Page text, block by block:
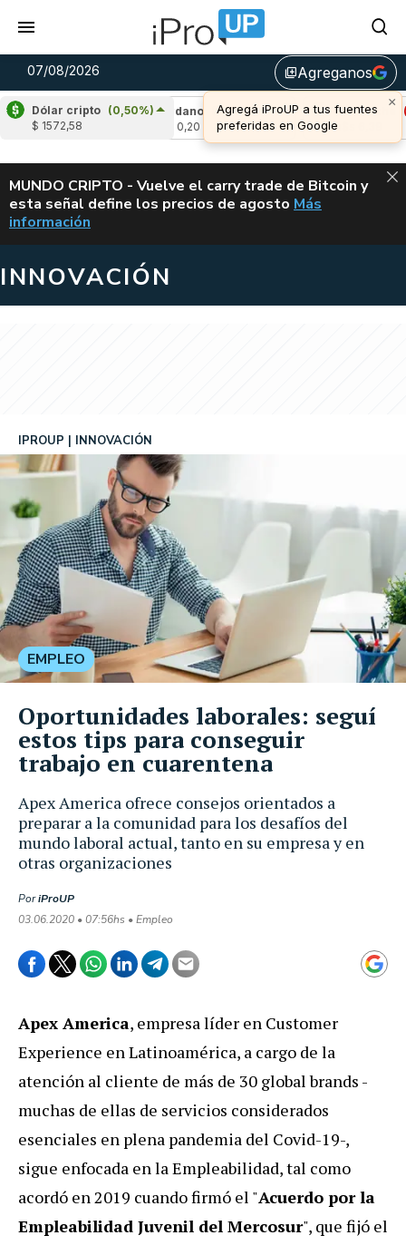
07/08/2026 library_addAgreganos
Dólar cripto (0,50%)
$ 1572,58
Cardano
(5,84%)
Avalanche (-
u$s 6,39
ALERTA
MUNDO CRIPTO - Vuelve el carry trade de Bitcoin y
esta señal define los precios de agosto VUELVE EL
Más
información
INNOVACIÓN
Apex America ofrece consejos orientados a
preparar a la comunidad para los desafíos del
mundo laboral actual, tanto en su empresa y en
otras organizaciones
IPROUP INNOVACIÓN
PoriProUP
03.06.2020 • 07:56hs • Empleo
EMPLEO
Oportunidades laborales: seguí
estos tips para conseguir
trabajo en cuarentena
Apex America, empresa líder en Customer
Experience en Latinoamérica, a cargo de la
atención al cliente de más de 30 global brands -
muchas de ellas de servicios considerados
esenciales en plena pandemia del Covid-19-,
sigue enfocada en la Empleabilidad, tal como
acordó en 2019 cuando firmó el "Acuerdo por la
Empleabilidad Juvenil del Mercosur", que fijó el